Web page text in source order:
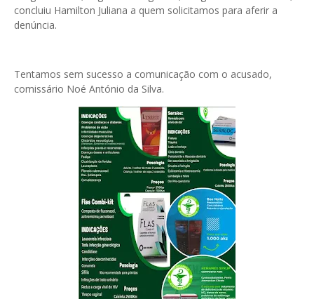
concluiu Hamilton Juliana a quem solicitamos para aferir a
denúncia.
Tentamos sem sucesso a comunicação com o acusado,
comissário Noé António da Silva.